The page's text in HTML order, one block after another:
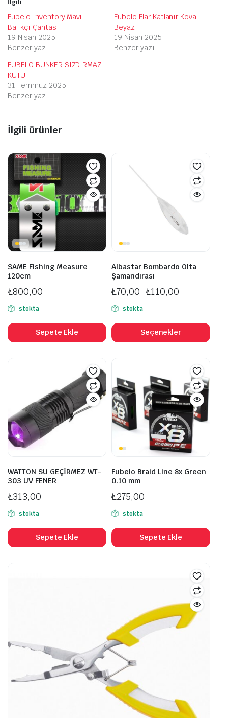
İlgili
Fubelo Inventory Mavi
Balıkçı Çantası
19 Nisan 2025
Benzer yazı
Fubelo Flar Katlanır Kova
Beyaz
19 Nisan 2025
Benzer yazı
FUBELO BUNKER SIZDIRMAZ
KUTU
31 Temmuz 2025
Benzer yazı
İlgili ürünler
SAME Fishing Measure
120cm
₺800,00
stokta
Sepete Ekle
Albastar Bombardo Olta
Şamandırası
₺70,00–₺110,00
Fiyat
aralığı:
₺70,00
-
stokta
Seçenekler
WATTON SU GEÇİRMEZ WT-
303 UV FENER
₺313,00
stokta
Sepete Ekle
Fubelo Braid Line 8x Green
0.10 mm
₺275,00
stokta
Sepete Ekle